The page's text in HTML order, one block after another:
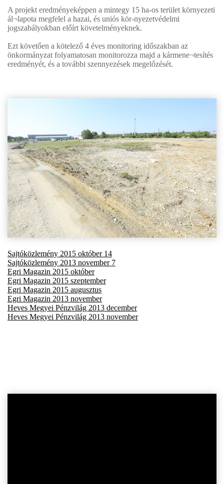
A projekt eredményeképpen a mintegy 15 ha-os terület környezeti
ál¬lapota megfelel a hazai, és uniós kör-nyezetvédelmi
jogszabályokban előírt követelményeknek.
Ezt követően a kötelező 4 éves monitoring időszakban az
önkormányzat folyamatosan monitorozza majd a kármene¬tesítés
eredményét, és a további szennyezések megelőzését.
Sajtóközlemény 2015 október 14
Sajtóközlemény 2013 november 7
Egri Magazin 2015 október
Egri Magazin 2015 szeptember
Egri Magazin 2015 augusztus
Egri Magazin 2013 november
Heves Megyei Pénzvilág 2013 december
Heves Megyei Pénzvilág 2013 november